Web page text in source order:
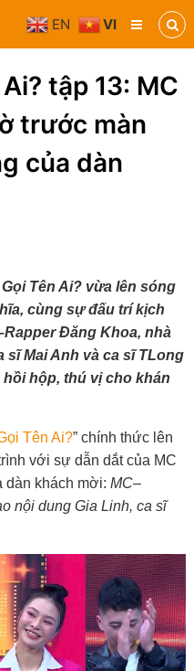
tập 13: MC
trước màn
của dàn
Gọi Tên Ai? vừa lên sóng
cùng sự đấu trí kịch
Rapper Đăng Khoa, nhà
sĩ Mai Anh và ca sĩ TLong
hộp, thú vị cho khán
Tên Ai?” chính thức lên
với sự dẫn dắt của MC
dàn khách mời: MC–
nội dung Gia Linh, ca sĩ
EN VI